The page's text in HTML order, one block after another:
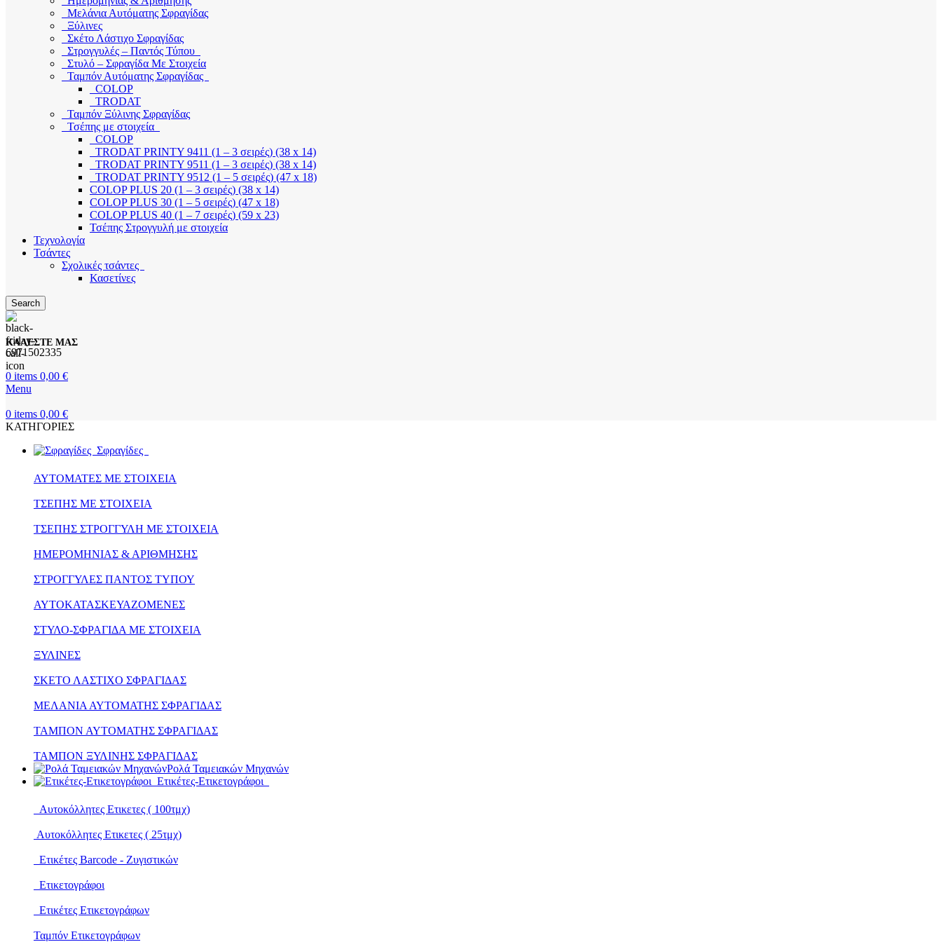
Μελάνια Αυτόματης Σφραγίδας
Ξύλινες
Σκέτο Λάστιχο Σφραγίδας
Στρογγυλές – Παντός Τύπου
Στυλό – Σφραγίδα Με Στοιχεία
Ταμπόν Αυτόματης Σφραγίδας
COLOP
TRODAT
Ταμπόν Ξύλινης Σφραγίδας
Τσέπης με στοιχεία
COLOP
TRODAT PRINTY 9411 (1 – 3 σειρές) (38 x 14)
TRODAT PRINTY 9511 (1 – 3 σειρές) (38 x 14)
TRODAT PRINTY 9512 (1 – 5 σειρές) (47 x 18)
COLOP PLUS 20 (1 – 3 σειρές) (38 x 14)
COLOP PLUS 30 (1 – 5 σειρές) (47 x 18)
COLOP PLUS 40 (1 – 7 σειρές) (59 x 23)
Τσέπης Στρογγυλή με στοιχεία
Τεχνολογία
Τσάντες
Σχολικές τσάντες
Κασετίνες
Search
ΚΑΛΕΣΤΕ ΜΑΣ
6971502335
0 items 0,00 €
Menu
0 items 0,00 €
ΚΑΤΗΓΟΡΙΕΣ
Σφραγίδες
ΑΥΤΟΜΑΤΕΣ ΜΕ ΣΤΟΙΧΕΙΑ
ΤΣΕΠΗΣ ΜΕ ΣΤΟΙΧΕΙΑ
ΤΣΕΠΗΣ ΣΤΡΟΓΓΥΛΗ ΜΕ ΣΤΟΙΧΕΙΑ
ΗΜΕΡΟΜΗΝΙΑΣ & ΑΡΙΘΜΗΣΗΣ
ΣΤΡΟΓΓΥΛΕΣ ΠΑΝΤΟΣ ΤΥΠΟΥ
ΑΥΤΟΚΑΤΑΣΚΕΥΑΖΟΜΕΝΕΣ
ΣΤΥΛΟ-ΣΦΡΑΓΙΔΑ ΜΕ ΣΤΟΙΧΕΙΑ
ΞΥΛΙΝΕΣ
ΣΚΕΤΟ ΛΑΣΤΙΧΟ ΣΦΡΑΓΙΔΑΣ
ΜΕΛΑΝΙΑ ΑΥΤΟΜΑΤΗΣ ΣΦΡΑΓΙΔΑΣ
ΤΑΜΠΟΝ ΑΥΤΟΜΑΤΗΣ ΣΦΡΑΓΙΔΑΣ
ΤΑΜΠΟΝ ΞΥΛΙΝΗΣ ΣΦΡΑΓΙΔΑΣ
Ρολά Ταμειακών Μηχανών
Ετικέτες-Ετικετογράφοι
Αυτοκόλλητες Ετικετες ( 100τμχ)
Αυτοκόλλητες Ετικετες ( 25τμχ)
Ετικέτες Barcode - Ζυγιστικών
Ετικετογράφοι
Ετικέτες Ετικετογράφων
Ταμπόν Ετικετογράφων